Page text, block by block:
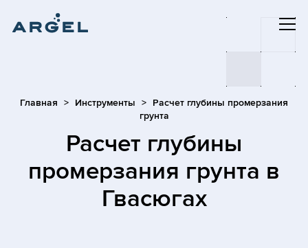
Главная Инструменты
Расчет глубины промерзания
грунта
Расчет глубины
промерзания грунта в
Гвасюгах